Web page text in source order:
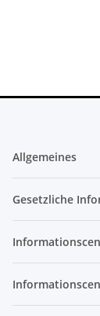
Allgemeines
Gesetzliche